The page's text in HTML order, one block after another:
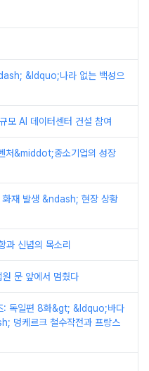
&ldquo;나라 없는 백성으
모 AI 데이터센터 건설 참여
처&middot;중소기업의 성장
화재 발생 &ndash; 현장 상황
신념의 목소리
문 앞에서 멈췄다
: 독일편 8화&gt; &ldquo;바다
덩케르크 철수작전과 프랑스